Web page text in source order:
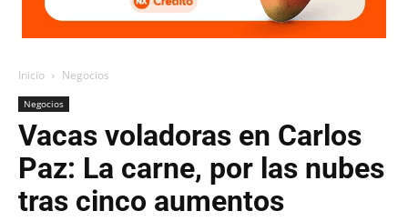
Inicio Negocios
Negocios
Vacas voladoras en Carlos
Paz: La carne, por las nubes
tras cinco aumentos